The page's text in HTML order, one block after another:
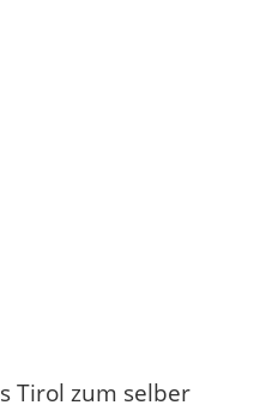
Tirol zum selber